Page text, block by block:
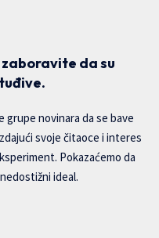
da su
grupe novinara da se bave
svoje čitaoce i interes
Pokazaćemo da
ideal.